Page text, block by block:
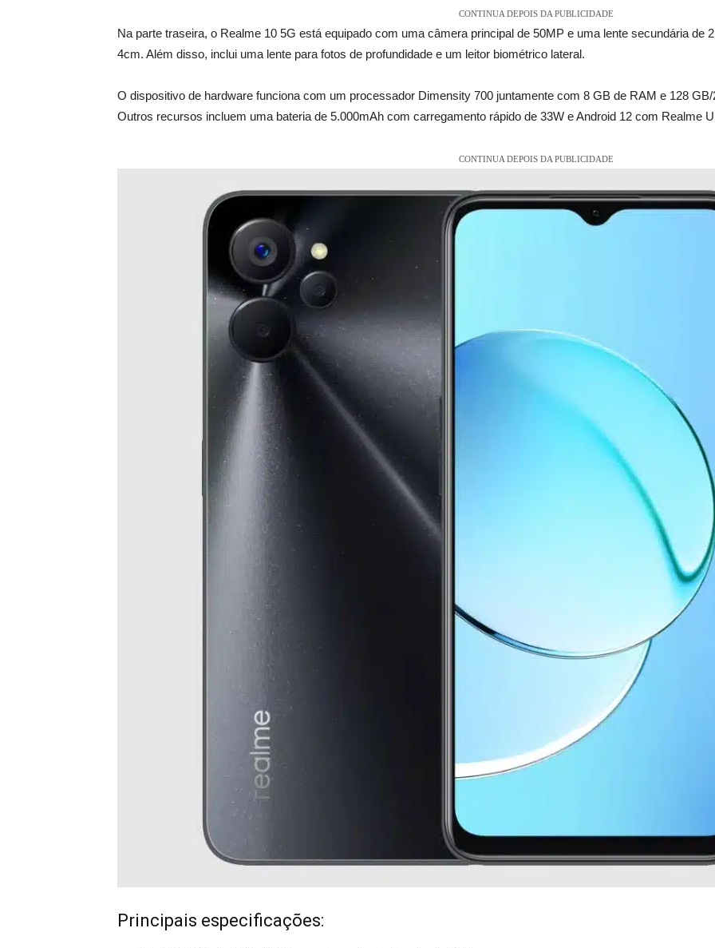
CONTINUA DEPOIS DA PUBLICIDADE
Na parte traseira, o Realme 10 5G está equipado com uma câmera principal de 50MP e uma lente secundária de
4cm. Além disso, inclui uma lente para fotos de profundidade e um leitor biométrico lateral.
O dispositivo de hardware funciona com um processador Dimensity 700 juntamente com 8 GB de RAM e 128
Outros recursos incluem uma bateria de 5.000mAh com carregamento rápido de 33W e Android 12 com Realme
CONTINUA DEPOIS DA PUBLICIDADE
Principais especificações: